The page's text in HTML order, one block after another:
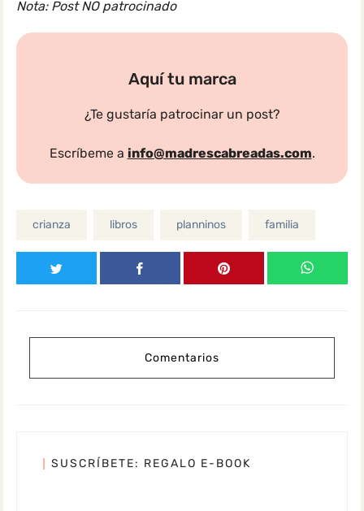
Nota: Post NO patrocinado
Aquí tu marca
¿Te gustaría patrocinar un post?
Escríbeme a info@madrescabreadas.com.
crianza libros planninos familia
Comentarios
SUSCRÍBETE: REGALO E-BOOK